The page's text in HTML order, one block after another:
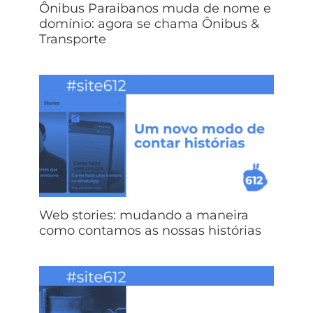
Ônibus Paraibanos muda de nome e
domínio: agora se chama Ônibus &
Transporte
Web stories: mudando a maneira
como contamos as nossas histórias